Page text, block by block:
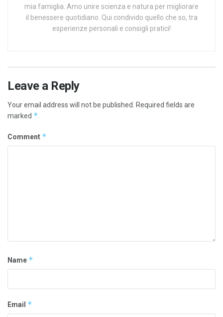
mia famiglia. Amo unire scienza e natura per migliorare
il benessere quotidiano. Qui condivido quello che so, tra
esperienze personali e consigli pratici!
Leave a Reply
Your email address will not be published. Required fields are
marked *
Comment *
Name *
Email *